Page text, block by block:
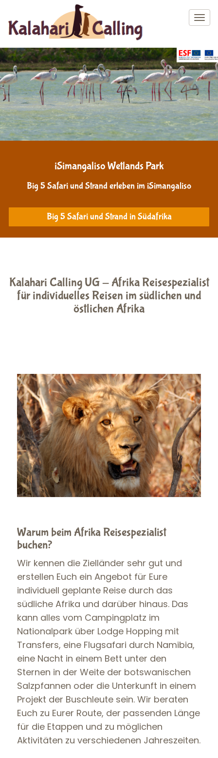
main
content
iSimangaliso Wetlands Park
Big 5 Safari und Strand erleben im iSimangaliso
Big 5 Safari und Strand in Südafrika
Kalahari Calling UG - Afrika Reisespezialist
für individuelles Reisen im südlichen und
östlichen Afrika
Warum beim Afrika Reisespezialist
buchen?
Wir kennen die Zielländer sehr gut und
erstellen Euch ein Angebot für Eure
individuell geplante Reise durch das
südliche Afrika und darüber hinaus. Das
kann alles vom Campingplatz im
Nationalpark über Lodge Hopping mit
Transfers, eine Flugsafari durch Namibia,
eine Nacht in einem Bett unter den
Sternen in der Weite der botswanischen
Salzpfannen oder die Unterkunft in einem
Projekt der Buschleute sein. Wir beraten
Euch zu Eurer Route, der passenden Länge
für die Etappen und zu möglichen
Aktivitäten zu verschiedenen Jahreszeiten.